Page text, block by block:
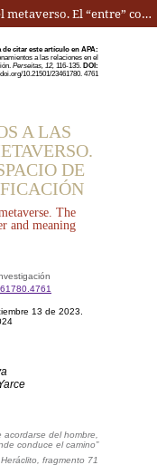
Cuestionamientos a las relaciones en el metaverso. El “entre” como espacio de encuentro y significación